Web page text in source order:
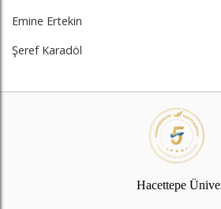
Emine Ertekin
Şeref Karadöl
Hacettepe